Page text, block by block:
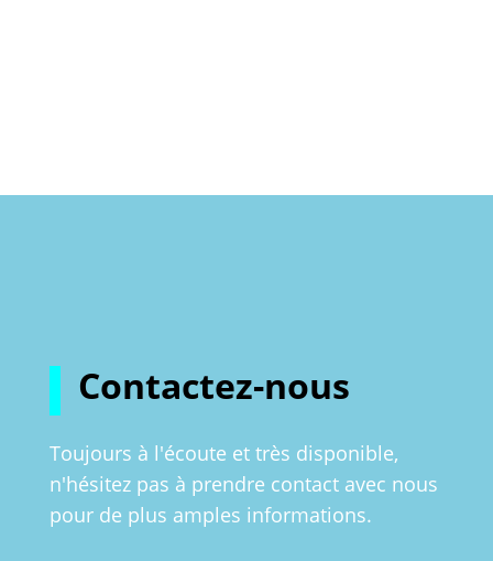
Contactez-nous
Toujours à l'écoute et très disponible,
n'hésitez pas à prendre contact avec nous
pour de plus amples informations.